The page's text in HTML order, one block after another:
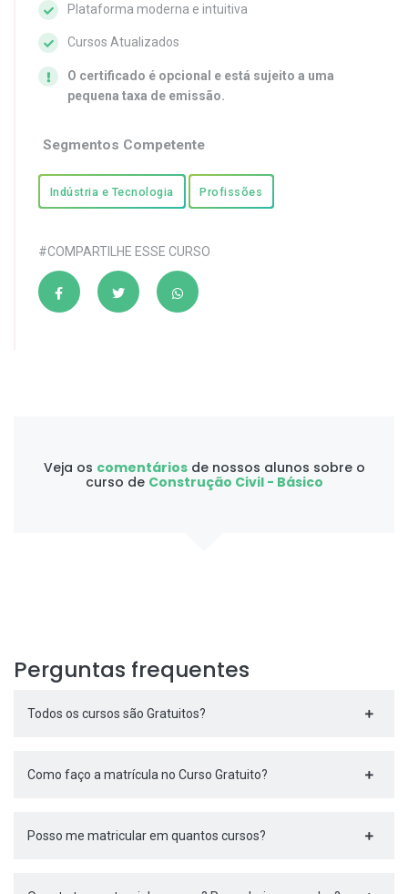
Plataforma moderna e intuitiva
Cursos Atualizados
O certificado é opcional e está sujeito a uma
pequena taxa de emissão.
Segmentos Competente
Indústria e Tecnologia Profissões
#COMPARTILHE ESSE CURSO
Veja os comentáriosde nossos alunos sobre o
curso de Construção Civil - Básico
Perguntas frequentes
Todos os cursos são Gratuitos?
Como faço a matrícula no Curso Gratuito?
Posso me matricular em quantos cursos?